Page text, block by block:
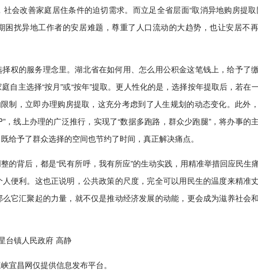
会改善家庭居住条件的迫切需求。而立足全省层面“取消异地购房提取
困扰异地工作者的安居难题，尊重了人口流动的大趋势，也让安居不
权的服务理念里。湖北省在如何用、怎么用公积金这笔钱上，给予了
自主选择“按月”或“按年”提取。更人性化的是，选择按年提取后，若在
制，立即办理购房提取，这充分考虑到了人生规划的动态变化。此外
，线上办理的广泛推行，实现了“数据多跑路，群众少跑腿”，将办事的
给予了群众选择的空间也节约了时间，真正解决痛点。
的背后，都是“民有所呼，我有所应”的生动实践，用精准举措回应民生
便利。这也正说明，公共政策的尺度，完全可以用民生的温度来精准
它汇聚起的力量，就不仅是推动经济发展的动能，更会成为滋养社会
台镇人民政府 高静
宜昌网仅提供信息发布平台。